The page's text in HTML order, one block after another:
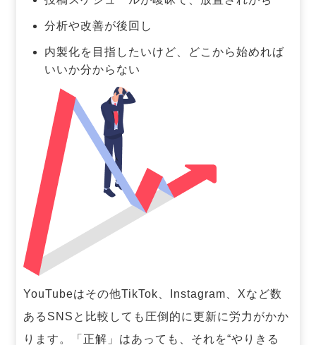
分析や改善が後回し
内製化を目指したいけど、どこから始めれば
いいか分からない
YouTubeはその他TikTok、Instagram、Xなど数
あるSNSと比較しても圧倒的に更新に労力がかか
ります。「正解」はあっても、それを“やりきる